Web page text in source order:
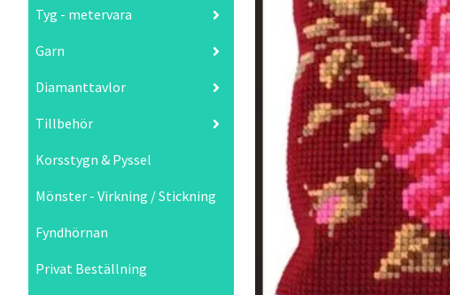
Tyg - metervara
Garn
Diamanttavlor
Tillbehör
Korsstygn & Pyssel
Mönster - Virkning / Stickning
Fyndhörnan
Privat Beställning